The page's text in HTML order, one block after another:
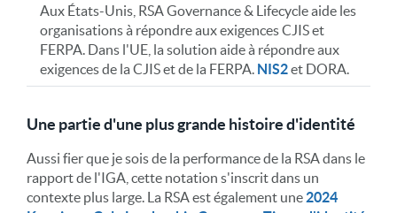
Aux États-Unis, RSA Governance & Lifecycle aide les
organisations à répondre aux exigences CJIS et
FERPA. Dans l'UE, la solution aide à répondre aux
exigences de la CJIS et de la FERPA. NIS2et DORA.
Une partie d'une plus grande histoire d'identité
Aussi fier que je sois de la performance de la RSA dans le
rapport de l'IGA, cette notation s'inscrit dans un
contexte plus large. La RSA est également une 2024